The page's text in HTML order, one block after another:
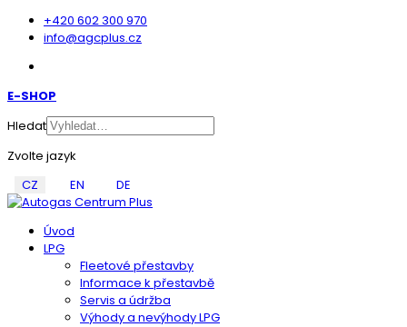
+420 602 300 970
info@agcplus.cz
E-SHOP
Hledat
Zvolte jazyk
CZ
EN DE
Úvod
LPG
Fleetové přestavby
Informace k přestavbě
Servis a údržba
Výhody a nevýhody LPG